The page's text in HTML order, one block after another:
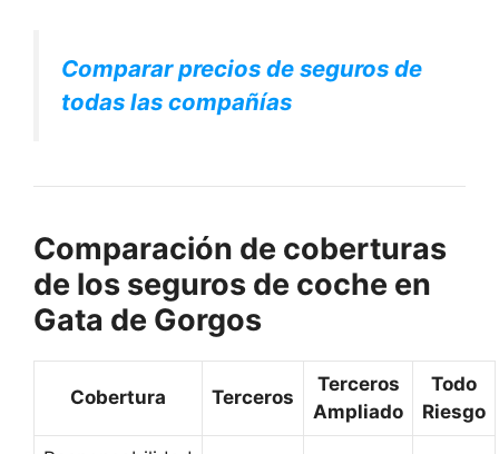
Comparar precios de seguros de
todas las compañías
Comparación de coberturas
de los seguros de coche en
Gata de Gorgos
Cobertura Terceros
Terceros
Ampliado
Todo
Riesgo